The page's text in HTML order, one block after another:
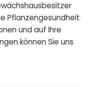
Pflanzengesundheit
und auf Ihre
können Sie uns